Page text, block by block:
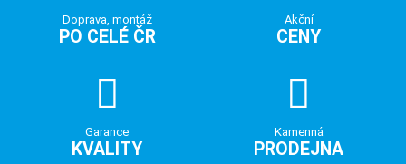
Doprava, montáž
PO CELÉ ČR
Akční
CENY
Garance
KVALITY
Kamenná
PRODEJNA